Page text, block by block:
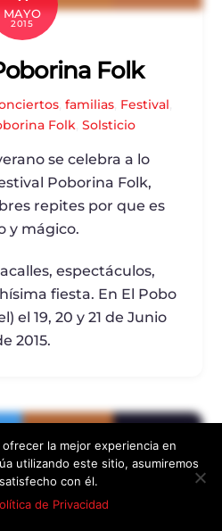
MAYO
2015
Folk
,familias Festival
Folk, Solsticio
se celebra a lo
Poborina Folk,
repites por que es
y mágico.
espectáculos,
fiesta. En El Pobo
el 19, 20 y 21 de Junio
2015.
la mejor experiencia en
utilizando este sitio, asumiremos
con él.
de Privacidad